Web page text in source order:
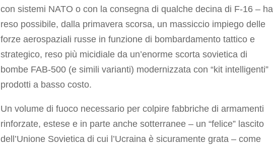
con sistemi NATO o con la consegna di qualche decina di F-16 – ha
reso possibile, dalla primavera scorsa, un massiccio impiego delle
forze aerospaziali russe in funzione di bombardamento tattico e
strategico, reso più micidiale da un’enorme scorta sovietica di
bombe FAB-500 (e simili varianti) modernizzata con “kit intelligenti”
prodotti a basso costo.
Un volume di fuoco necessario per colpire fabbriche di armamenti
rinforzate, estese e in parte anche sotterranee – un “felice” lascito
dell’Unione Sovietica di cui l’Ucraina è sicuramente grata – come